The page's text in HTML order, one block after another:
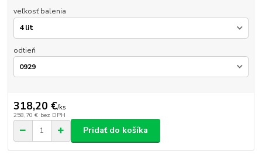
veľkosť balenia
odtieň
318,20 €/ks
258,70 € bez DPH
Pridať do košíka